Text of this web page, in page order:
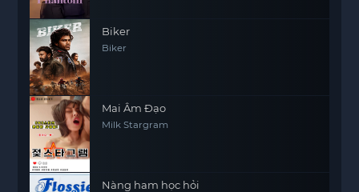
Biker
Biker
Mai Âm Đạo
Milk Stargram
Nàng ham học hỏi